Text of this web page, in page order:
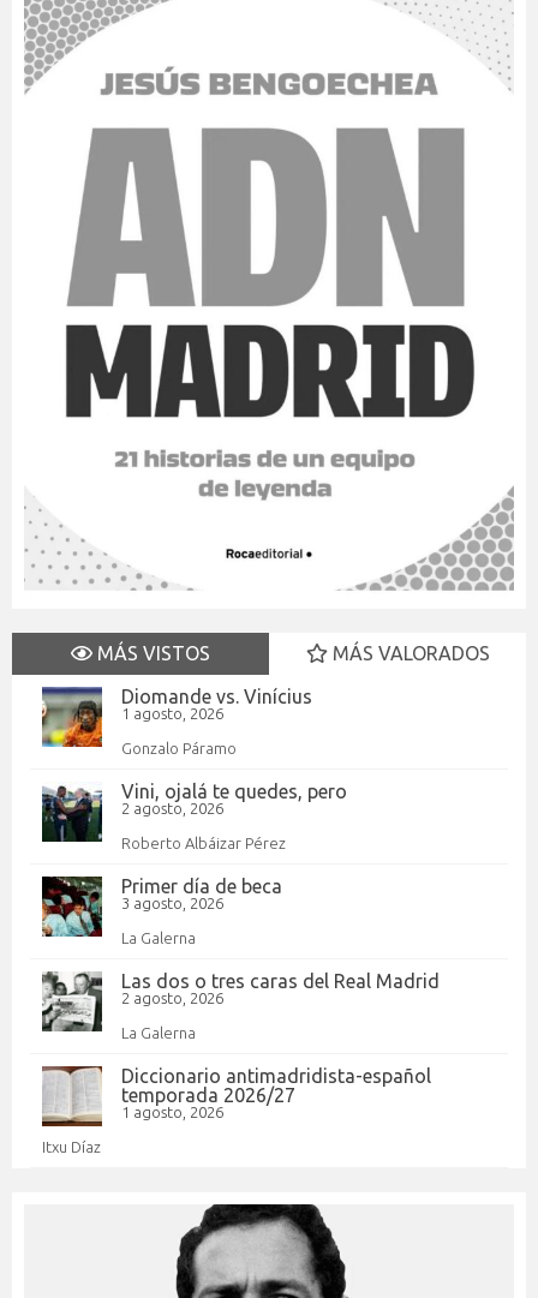
MÁS VISTOS
MÁS VALORADOS
Diomande vs. Vinícius
1 agosto, 2026
Gonzalo Páramo
Vini, ojalá te quedes, pero
2 agosto, 2026
Roberto Albáizar Pérez
Primer día de beca
3 agosto, 2026
La Galerna
Las dos o tres caras del Real Madrid
2 agosto, 2026
La Galerna
Diccionario antimadridista-español
temporada 2026/27
1 agosto, 2026
Itxu Díaz